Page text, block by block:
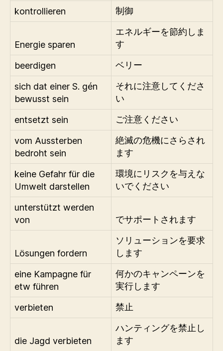
kontrollieren 制御
Energie sparen
エネルギーを節約しま
す
beerdigen ベリー
sich dat einer S. gén
bewusst sein
それに注意してくださ
い
entsetzt sein ご注意ください
vom Aussterben
bedroht sein
絶滅の危機にさらされ
ます
keine Gefahr für die
Umwelt darstellen
環境にリスクを与えな
いでください
unterstützt werden
von
でサポートされます
Lösungen fordern
ソリューションを要求
します
eine Kampagne für
etw führen
何かのキャンペーンを
実行します
verbieten 禁止
die Jagd verbieten
ハンティングを禁止し
ます